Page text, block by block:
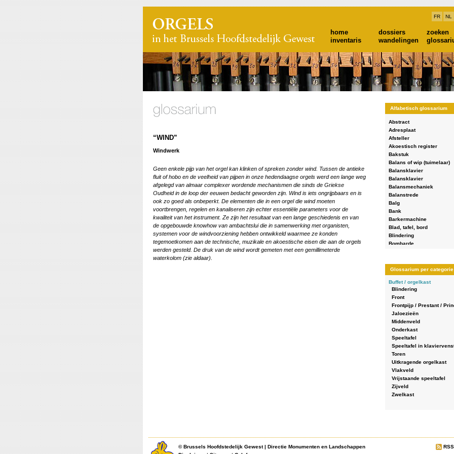
FR NL
home dossiers zoeken
inventaris
wandelingen
“WIND”
Windwerk
Geen enkele pijp van het orgel kan klinken of spreken zonder wind. Tussen de antieke
fluit of hobo en de veelheid van pijpen in onze hedendaagse orgels werd een lange weg
afgelegd van almaar complexer wordende mechanismen die sinds de Griekse
Oudheid in de loop der eeuwen bedacht geworden zijn. Wind is iets ongrijpbaars en is
ook zo goed als onbeperkt. De elementen die in een orgel die wind moeten
voortbrengen, regelen en kanaliseren zijn echter essentiële parameters voor de
kwaliteit van het instrument. Ze zijn het resultaat van een lange geschiedenis en van
de opgebouwde knowhow van ambachtslui die in samenwerking met organisten,
systemen voor de windvoorziening hebben ontwikkeld waarmee ze konden
tegemoetkomen aan de technische, muzikale en akoestische eisen die aan de orgels
werden gesteld. De druk van de wind wordt gemeten met een gemillimeterde
waterkolom (zie aldaar).
Alfabetisch glossarium
Abstract
Adresplaat
Afsteller
Akoestisch register
Bakstuk
Balans of wip (tuimelaar)
Balansklavier
Balansklavier
Balansmechaniek
Balanstrede
Balg
Bank
Barkermachine
Blad, tafel, bord
Blindering
Bombarde
Calcantenbel
Cancellen
Chromatisch
Crescendopedaal
Dammen
De klankkleur
Diapason (toonhoogte,
Diatonisch
Doksaal
Druk
Drukknop
Echo
Een register trekken
Een register wegnemen of
Elektropneumatisch orgel
Front
Fronton
Geleideoog
Geleider (van een
Glossarium per categorie
Buffet / orgelkast
Blindering
Front
Frontpijp / Prestant /
Jaloezieën
Middenveld
Onderkast
Speeltafel
Speeltafel in
Toren
Uitkragende orgelkast
Vlakveld
Vrijstaande speeltafel
Zijveld
Zwelkast
Revisie
©Brussels Hoofdstedelijk Gewest| Directie Monumenten en Landschappen